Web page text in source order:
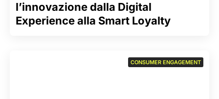
l’innovazione dalla Digital
Experience alla Smart Loyalty
CONSUMER ENGAGEMENT